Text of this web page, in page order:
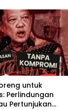
untuk
Perlindungan
Pertunjukan